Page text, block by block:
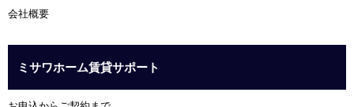
会社概要
ミサワホーム賃貸サポート